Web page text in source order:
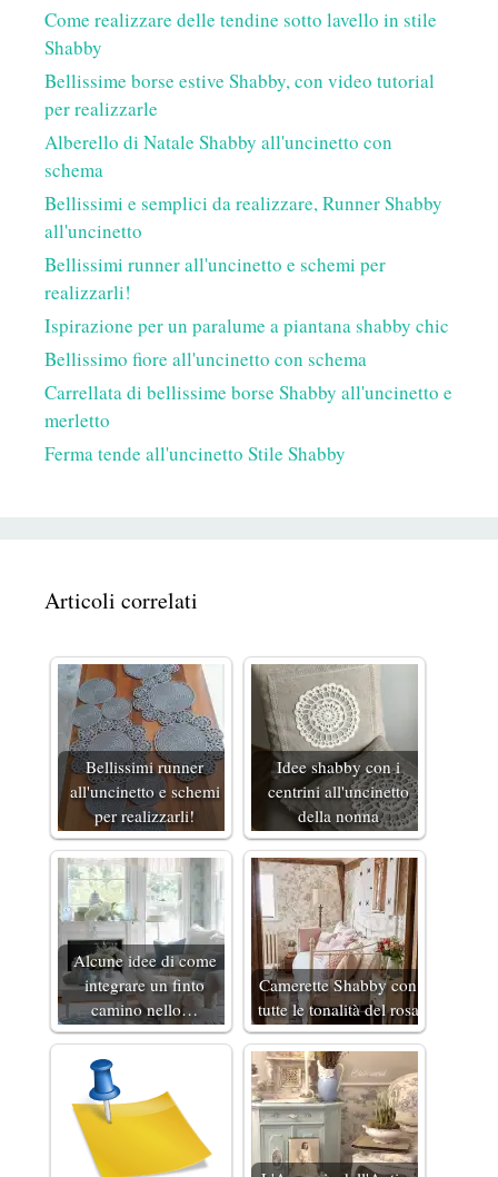
Come realizzare delle tendine sotto lavello in stile
Shabby
Bellissime borse estive Shabby, con video tutorial
per realizzarle
Alberello di Natale Shabby all'uncinetto con
schema
Bellissimi e semplici da realizzare, Runner Shabby
all'uncinetto
Bellissimi runner all'uncinetto e schemi per
realizzarli!
Ispirazione per un paralume a piantana shabby chic
Bellissimo fiore all'uncinetto con schema
Carrellata di bellissime borse Shabby all'uncinetto e
merletto
Ferma tende all'uncinetto Stile Shabby
Articoli correlati
Bellissimi runner
all'uncinetto e schemi
per realizzarli!
Idee shabby con i
centrini all'uncinetto
della nonna
Alcune idee di come
integrare un finto
camino nello…
Camerette Shabby con
tutte le tonalità del rosa